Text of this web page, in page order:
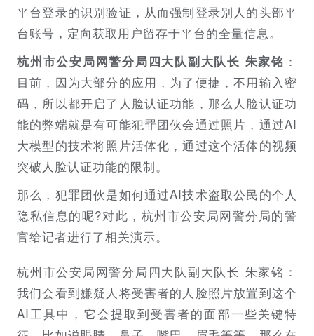
平台登录的识别验证，从而强制登录别人的头部平
台账号，定向获取用户留存于平台的全量信息。
杭州市公安局网警分局四大队副大队长 朱家铭 ：
目前，因为大部分的应用，为了便捷，不用输入密
码，所以都开启了人脸认证功能，那么人脸认证功
能的弊端就是有可能犯罪团伙会通过照片，通过AI
大模型的技术将照片活体化，通过这个活体的视频
突破人脸认证功能的限制。
那么，犯罪团伙是如何通过AI技术盗取公民的个人
隐私信息的呢?对此，杭州市公安局网警分局的警
官给记者进行了相关演示。
杭州市公安局网警分局四大队副大队长 朱家铭：
我们会看到嫌疑人将受害者的人脸照片放置到这个
AI工具中，它会提取到受害者的面部一些关键特